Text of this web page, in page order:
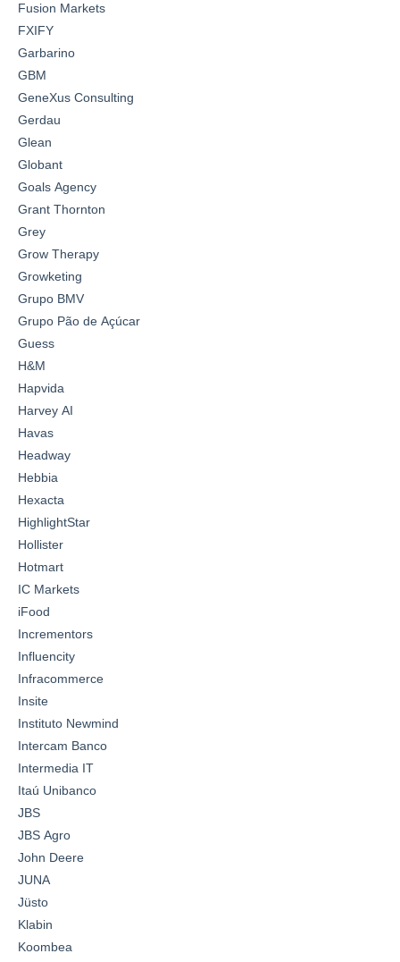
Fusion Markets
FXIFY
Garbarino
GBM
GeneXus Consulting
Gerdau
Glean
Globant
Goals Agency
Grant Thornton
Grey
Grow Therapy
Growketing
Grupo BMV
Grupo Pão de Açúcar
Guess
H&M
Hapvida
Harvey AI
Havas
Headway
Hebbia
Hexacta
HighlightStar
Hollister
Hotmart
IC Markets
iFood
Incrementors
Influencity
Infracommerce
Insite
Instituto Newmind
Intercam Banco
Intermedia IT
Itaú Unibanco
JBS
JBS Agro
John Deere
JUNA
Jüsto
Klabin
Koombea